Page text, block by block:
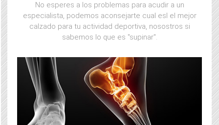
No esperes a los problemas para acudir a un
especialista, podemos aconsejarte cual esl el mejor
calzado para tu actividad deportiva, nosostros si
sabemos lo que es "supinar".